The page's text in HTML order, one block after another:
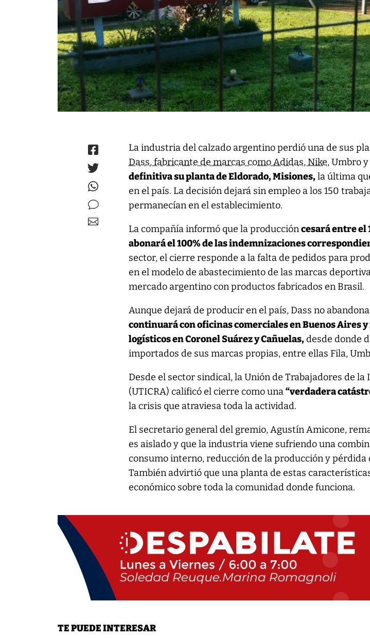
La industria del calzado argentino perdió una de sus
Dass, fabricante de marcas como Adidas, Nike,Umbro
definitiva su planta de Eldorado, Misiones,la última
en el país. La decisión dejará sin empleo a los 150
permanecían en el establecimiento.
La compañía informó que la produccióncesará entre el
abonará el 100% de las indemnizaciones
sector, el cierre responde a la falta de pedidos para
en el modelo de abastecimiento de las marcas
mercado argentino con productos fabricados en Brasil.
Aunque dejará de producir en el país, Dass no
continuará con oficinas comerciales en Buenos Aires
logísticos en Coronel Suárez y Cañuelas,desde donde
importados de sus marcas propias, entre ellas Fila,
Desde el sector sindical, la Unión de Trabajadores de
(UTICRA) calificó el cierre como una“verdadera
la crisis que atraviesa toda la actividad.
El secretario general del gremio, Agustín Amicone,
es aislado y que la industria viene sufriendo una
consumo interno, reducción de la producción y pérdida
También advirtió que una planta de estas
económico sobre toda la comunidad donde funciona.
TE PUEDE INTERESAR